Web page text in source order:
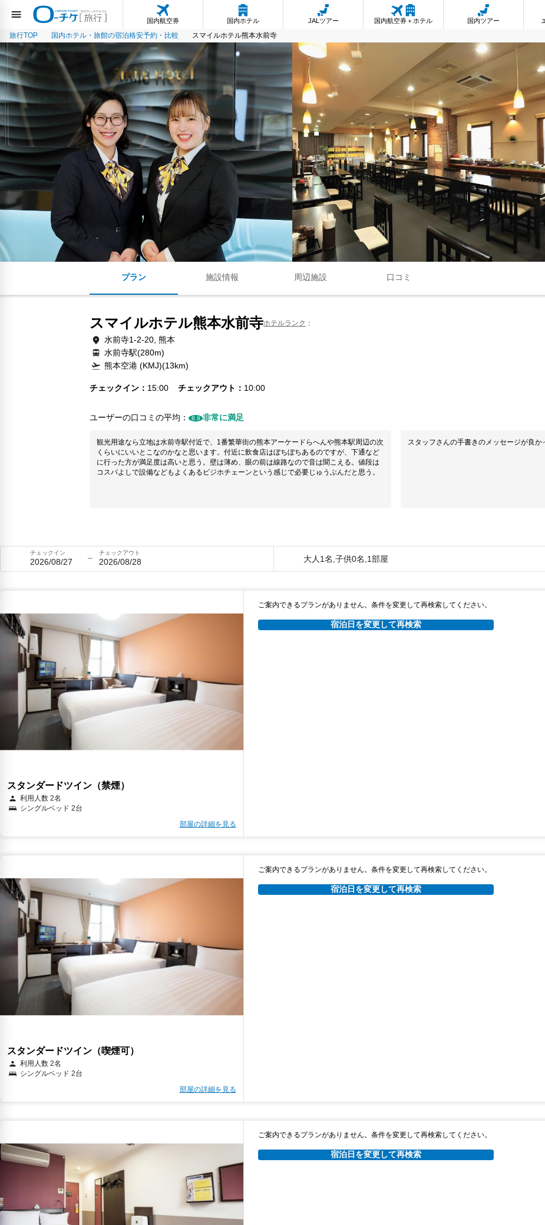
国内航空券 国内ホテル JALツアー 国内航空券＋ホテル 国内ツアー
旅行TOP 国内ホテル・旅館の宿泊格安予約・比較 スマイルホテル熊本水前寺
プラン 施設情報 周辺施設 口コミ
スマイルホテル熊本水前寺ホテルランク
水前寺1-2-20, 熊本
水前寺駅(280m)
熊本空港 (KMJ)(13km)
チェックイン 15:00 チェックアウト 10:00
ユーザーの口コミの平均： 8.9 非常に満足
観光用途なら立地は水前寺駅付近で、1番繁華街の熊本アーケードらへんや熊本駅周辺の次
くらいにいいとこなのかなと思います。付近に飲食店はぼちぼちあるのですが、下通など
に行った方が満足度は高いと思う。壁は薄め、眼の前は線路なので音は聞こえる。値段は
コスパよしで設備などもよくあるビジホチェーンという感じで必要じゅうぶんだと思う。
スタッフさんの手書きのメッセージが良
チェックイン
2026/08/27
チェックアウト
2026/08/28 大人1名,子供0名,1部屋
スタンダードツイン（禁煙）
利用人数 2名
シングルベッド 2台
部屋の詳細を見る
ご案内できるプランがありません。条件を変更して再検索してください。
宿泊日を変更して再検索
スタンダードツイン（喫煙可）
利用人数 2名
シングルベッド 2台
部屋の詳細を見る
ご案内できるプランがありません。条件を変更して再検索してください。
宿泊日を変更して再検索
ご案内できるプランがありません。条件を変更して再検索してください。
宿泊日を変更して再検索